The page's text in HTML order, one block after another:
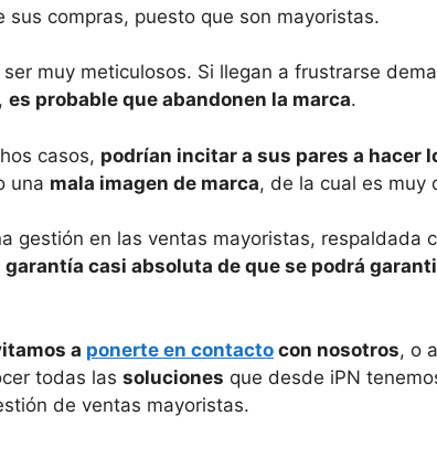
sus compras, puesto que son mayoristas.
muy meticulosos. Si llegan a frustrarse
es probable que abandonen la marca.
casos, podrían incitar a sus pares a hacer
una mala imagen de marca, de la cual es muy
gestión en las ventas mayoristas, respaldada
garantía casi absoluta de que se podrá
a ponerte en contacto con nosotros, o
todas las soluciones que desde iPN
de ventas mayoristas.